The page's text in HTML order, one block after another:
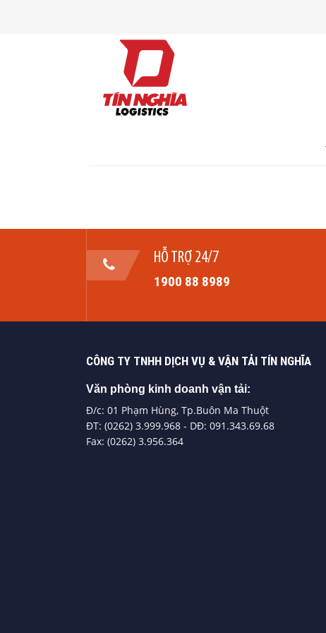
HỖ TRỢ 24/7
1900 88 8989
CÔNG TY TNHH DỊCH VỤ & VẬN TẢI TÍN NGHĨA
Văn phòng kinh doanh vận tải:
Đ/c: 01 Phạm Hùng, Tp.Buôn Ma Thuột
ĐT: (0262) 3.999.968 - DĐ: 091.343.69.68
Fax: (0262) 3.956.364